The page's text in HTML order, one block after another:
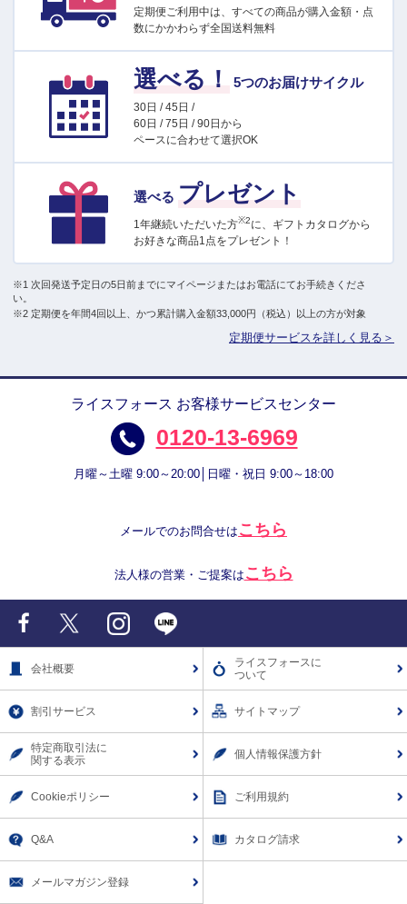
定期便ご利用中は、すべての商品が購入金額・点
数にかかわらず全国送料無料
選べる！ 5つのお届けサイクル
30日 / 45日 /
60日 / 75日 / 90日から
ペースに合わせて選択OK
選べる プレゼント
1年継続いただいた方※2に、ギフトカタログから
お好きな商品1点をプレゼント！
※1 次回発送予定日の5日前までにマイページまたはお電話にてお手続きくださ
い。
※2 定期便を年間4回以上、かつ累計購入金額33,000円（税込）以上の方が対象
定期便サービスを詳しく見る＞
ライスフォース お客様サービスセンター
0120-13-6969
月曜～土曜 9:00～20:00│日曜・祝日 9:00～18:00
メールでのお問合せは こちら
法人様の営業・ご提案は こちら
Facebook
会社概要
ライスフォースに
ついて
割引サービス サイトマップ
特定商取引法に
関する表示
個人情報保護方針
Cookieポリシー ご利用規約
Q&A カタログ請求
メールマガジン登録